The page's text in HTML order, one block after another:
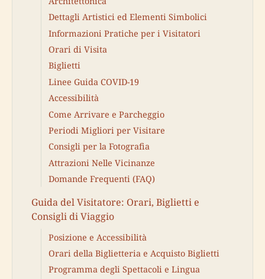
Dettagli Artistici ed Elementi Simbolici
Informazioni Pratiche per i Visitatori
Orari di Visita
Biglietti
Linee Guida COVID-19
Accessibilità
Come Arrivare e Parcheggio
Periodi Migliori per Visitare
Consigli per la Fotografia
Attrazioni Nelle Vicinanze
Domande Frequenti (FAQ)
Guida del Visitatore: Orari, Biglietti e
Consigli di Viaggio
Posizione e Accessibilità
Orari della Biglietteria e Acquisto Biglietti
Programma degli Spettacoli e Lingua